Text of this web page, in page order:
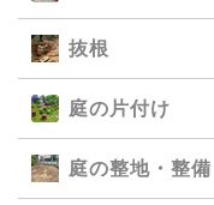
抜根
庭の⽚付け
庭の整地・整備